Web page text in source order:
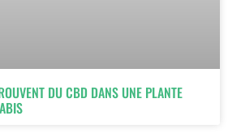
DU CBD DANS UNE PLANTE